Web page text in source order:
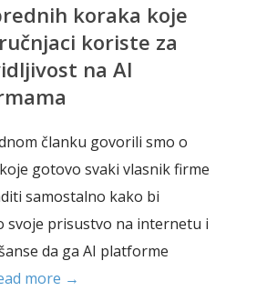
koraka koje
koriste za
na AI
članku govorili smo o
gotovo svaki vlasnik firme
samostalno kako bi
svoje prisustvo na internetu i
da ga AI platforme
more →